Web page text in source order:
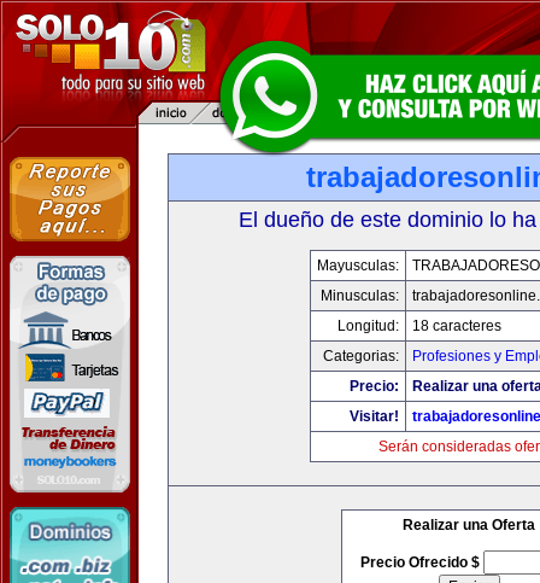
El dueño de este dominio lo
Mayusculas:
Minusculas:
Longitud:
18 caracteres
Categorias:
Profesiones y
Precio:
Realizar una
Visitar!
Serán consideradas
Realizar una Oferta
Precio Ofrecido $